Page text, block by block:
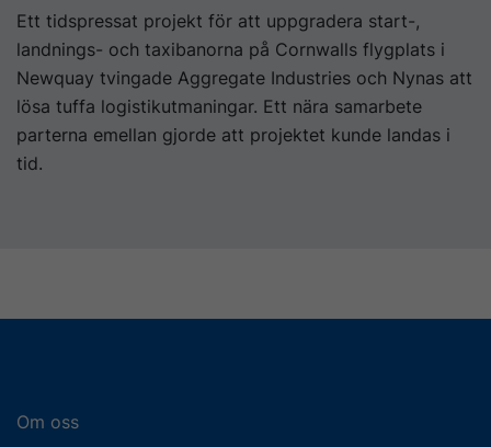
Ett tidspressat projekt för att uppgradera start-,
landnings- och taxibanorna på Cornwalls flygplats i
Newquay tvingade Aggregate Industries och Nynas att
lösa tuffa logistikutmaningar. Ett nära samarbete
parterna emellan gjorde att projektet kunde landas i
tid.
Om oss